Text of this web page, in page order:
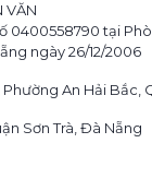
VĂN
0400558790 tại
ngày 26/12/2006
An Hải Bắc,
Sơn Trà, Đà Nẵng